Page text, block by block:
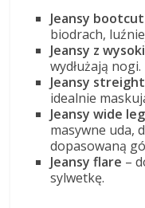
Jeansy bootcut
biodrach,
Jeansy z
wydłużają nogi.
Jeansy
idealnie
Jeansy wide leg
masywne uda,
dopasowaną
Jeansy flare –
sylwetkę.